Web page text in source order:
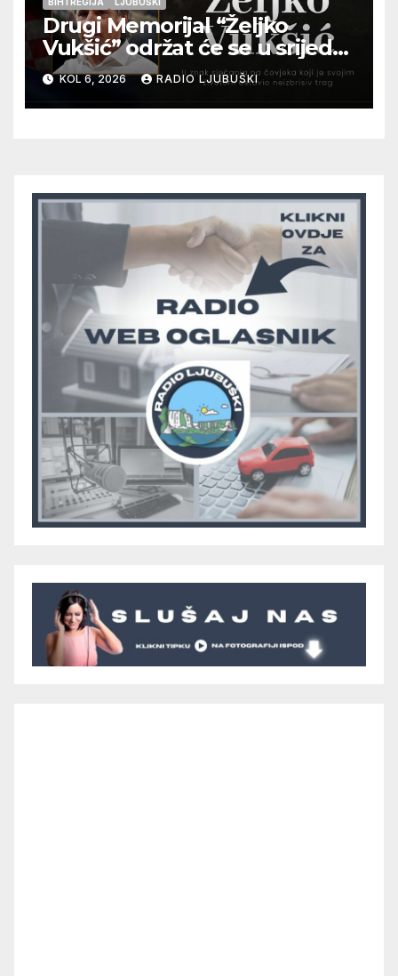
Drugi Memorijal “Željko
Vukšić” održat će se u srijedu
12. kolovoza u Otoku
KOL 6, 2026 RADIO LJUBUŠKI